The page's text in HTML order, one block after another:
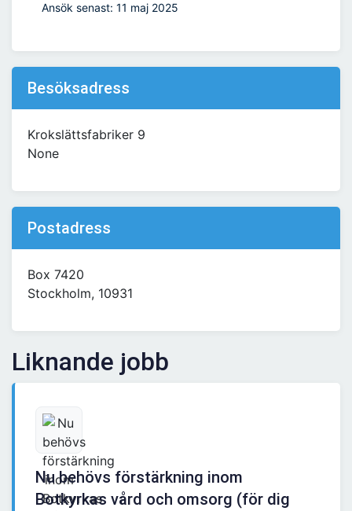
Ansök senast: 11 maj 2025
Besöksadress
Krokslättsfabriker 9
None
Postadress
Box 7420
Stockholm, 10931
Liknande jobb
Nu behövs förstärkning inom
Botkyrkas vård och omsorg (för dig